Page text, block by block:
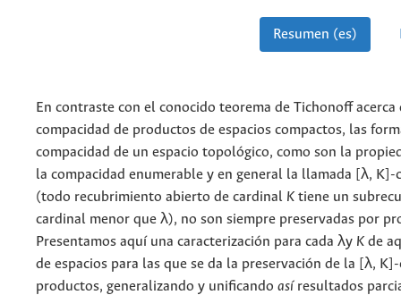
Resumen (es)
En contraste con el conocido teorema de Tichonoff acerca
compacidad de productos de espacios compactos, las
compacidad de un espacio topológico, como son la
la compacidad enumerable y en general la llamada [λ, K]-
(todo recubrimiento abierto de cardinal K tiene un
cardinal menor que λ), no son siempre preservadas por
Presentamos aquí una caracterización para cada λy K de
de espacios para las que se da la preservación de la [λ,
productos, generalizando y unificando así resultados